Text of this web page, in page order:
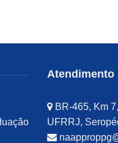
Atendimento
BR-465, Km
UFRRJ,